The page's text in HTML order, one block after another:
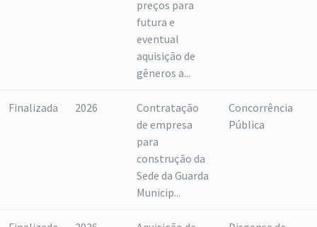
preços para
futura e
eventual
aquisição de
gêneros a...
Finalizada 2026
Contratação
de empresa
para
construção da
Sede da Guarda
Municip...
Concorrência
Pública